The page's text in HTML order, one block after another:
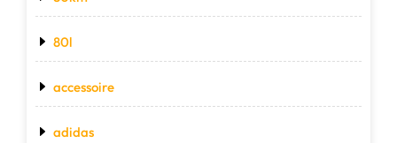
80l
accessoire
adidas